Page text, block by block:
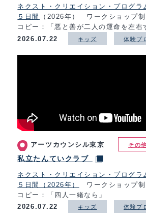
ネクスト・クリエイション・プログ
５日間
（2026年） ワークショップ
コピー：「悪と善が二人の運命を左右
2026.07.22
キッズ 体験プ
アーツカウンシル東京 その
私立たんていクラブ
ネクスト・クリエイション・プログ
５日間（2026年）
ワークショップ
コピー：「四人一緒なら」
2026.07.22
キッズ 体験プ